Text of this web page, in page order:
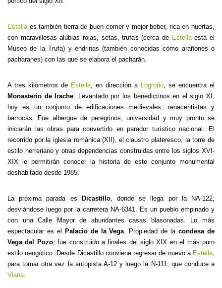
Estellaes también tierra de buen comer y mejor beber, rica en huertas,
con maravillosas alubias rojas, setas, trufas (cerca de Estellaestá el
Museo de la Trufa) y endrinas (también conocidas como arañones o
pacharanes) con las que se elabora el pacharán.
A tres kilómetros de Estella, en dirección a Logroño, se encuentra el
Monasterio de Irache. Levantado por los benedictinos en el siglo XI,
hoy es un conjunto de edificaciones medievales, renacentistas y
barrocas. Fue albergue de peregrinos, universidad y muy pronto se
iniciarán las obras para convertirlo en parador turístico nacional. El
recorrido por la iglesia románica (XII), el claustro plateresco, la torre de
estilo herreriano y otras dependencias construidas entre los siglos XVI-
XIX le permitirán conocer la historia de este conjunto monumental
deshabitado desde 1985.
La próxima parada es Dicastillo, donde se llega por la NA-122,
desviándose luego por la carretera NA-6341. Es un pueblo empinado y
con una Calle Mayor de abundantes casas blasonadas. Lo más
espectacular es el
Palacio de la Vega. Propiedad de lacondesa de
Vega del Pozo, fue construido a finales del siglo XIX en el más puro
estilo neogótico. Desde Dicastillo conviene regresar de nuevo a Estella,
para tomar otra vez la autopista A-12 y luego la N-111, que conduce a
Viana.